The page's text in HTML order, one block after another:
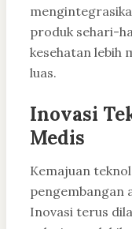
produk sehari-
kesehatan lebih
luas.
Inovasi
Medis
Kemajuan
pengembangan
Inovasi terus